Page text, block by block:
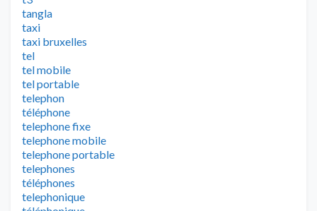
tangla
taxi
taxi bruxelles
tel
tel mobile
tel portable
telephon
téléphone
telephone fixe
telephone mobile
telephone portable
telephones
téléphones
telephonique